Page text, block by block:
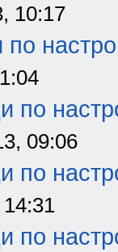
10:17
по
09:06
по
по